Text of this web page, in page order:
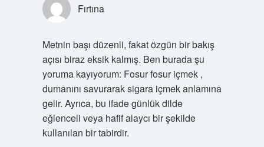
Fırtına
Metnin başı düzenli, fakat özgün bir bakış
açısı biraz eksik kalmış. Ben burada şu
yoruma kayıyorum: Fosur fosur içmek ,
dumanını savurarak sigara içmek anlamına
gelir. Ayrıca, bu ifade günlük dilde
eğlenceli veya hafif alaycı bir şekilde
kullanılan bir tabirdir.